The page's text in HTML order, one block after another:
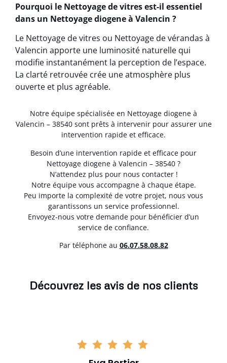
Pourquoi le Nettoyage de vitres est-il essentiel
dans un Nettoyage diogene à Valencin ?
Le Nettoyage de vitres ou Nettoyage de vérandas à
Valencin apporte une luminosité naturelle qui
modifie instantanément la perception de l’espace.
La clarté retrouvée crée une atmosphère plus
ouverte et plus agréable.
Notre équipe spécialisée en Nettoyage diogene à
Valencin – 38540 sont prêts à intervenir pour assurer une
intervention rapide et efficace.
Besoin d’une intervention rapide et efficace pour
Nettoyage diogene à Valencin – 38540 ?
N’attendez plus pour nous contacter !
Notre équipe vous accompagne à chaque étape.
Peu importe la complexité de votre projet, nous vous
garantissons un service professionnel.
Envoyez-nous votre demande pour bénéficier d’un
service de confiance.
Par téléphone au 06.07.58.08.82
Découvrez les avis de nos clients